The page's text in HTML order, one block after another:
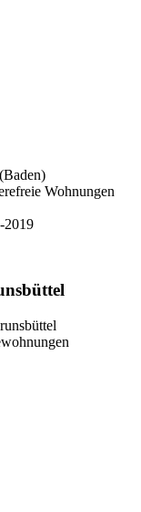
Wohnungen
2019